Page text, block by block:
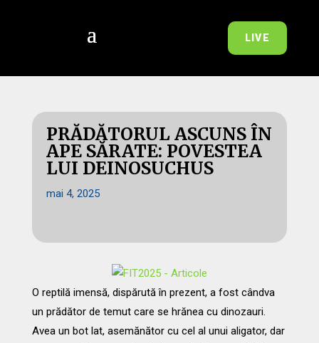
LIVE
PRĂDĂTORUL ASCUNS ÎN
APE SĂRATE: POVESTEA
LUI DEINOSUCHUS
mai 4, 2025
O reptilă imensă, dispărută în prezent, a fost cândva
un prădător de temut care se hrănea cu dinozauri.
Avea un bot lat, asemănător cu cel al unui aligator, dar